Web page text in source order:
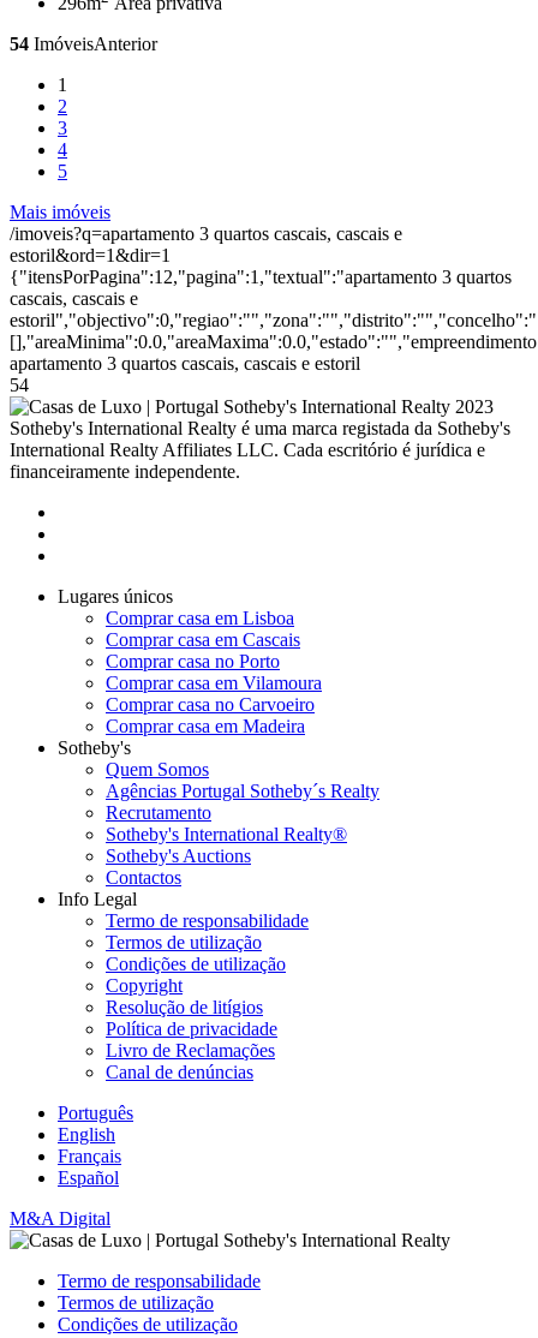
54 ImóveisAnterior
1
2
3
4
5
Mais imóveis
/imoveis?q=apartamento 3 quartos cascais, cascais e
estoril&ord=1&dir=1
{"itensPorPagina":12,"pagina":1,"textual":"apartamento 3 quartos
cascais, cascais e
apartamento 3 quartos cascais, cascais e estoril
54
2023
Sotheby's International Realty é uma marca registada da Sotheby's
International Realty Affiliates LLC. Cada escritório é jurídica e
financeiramente independente.
Lugares únicos
Comprar casa em Lisboa
Comprar casa em Cascais
Comprar casa no Porto
Comprar casa em Vilamoura
Comprar casa no Carvoeiro
Comprar casa em Madeira
Sotheby's
Quem Somos
Agências Portugal Sotheby´s Realty
Recrutamento
Sotheby's International Realty®
Sotheby's Auctions
Contactos
Info Legal
Termo de responsabilidade
Termos de utilização
Condições de utilização
Copyright
Resolução de litígios
Política de privacidade
Livro de Reclamações
Canal de denúncias
Português
English
Français
Español
M&A Digital
Termo de responsabilidade
Termos de utilização
Condições de utilização